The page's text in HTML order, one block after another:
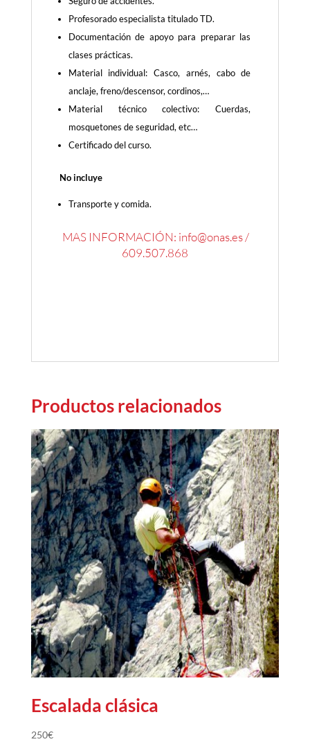
Profesorado especialista titulado TD.
Documentación de apoyo para preparar las
clases prácticas.
Material individual: Casco, arnés, cabo de
anclaje, freno/descensor, cordinos,…
Material técnico colectivo: Cuerdas,
mosquetones de seguridad, etc…
Certificado del curso.
No incluye
Transporte y comida.
MAS INFORMACIÓN: info@onas.es /
609.507.868
Productos relacionados
Escalada clásica
250€